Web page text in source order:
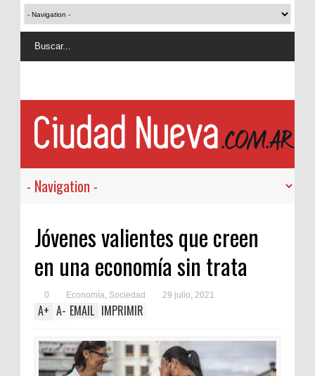
Jóvenes valientes que creen
en una economía sin trata
0 Economía, Sociedad 29 julio, 2021
A+ A- EMAIL IMPRIMIR